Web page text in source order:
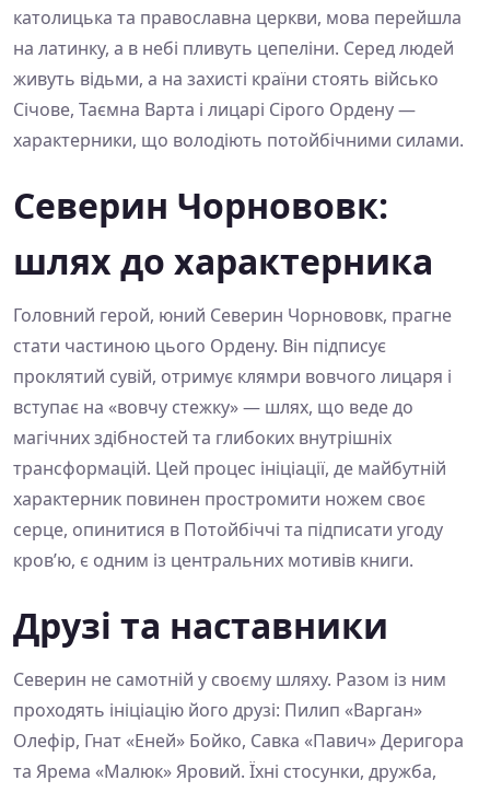
католицька та православна церкви, мова перейшла
на латинку, а в небі пливуть цепеліни. Серед людей
живуть відьми, а на захисті країни стоять військо
Січове, Таємна Варта і лицарі Сірого Ордену —
характерники, що володіють потойбічними силами.
Северин Чорнововк:
шлях до характерника
Головний герой, юний Северин Чорнововк, прагне
стати частиною цього Ордену. Він підписує
проклятий сувій, отримує клямри вовчого лицаря і
вступає на «вовчу стежку» — шлях, що веде до
магічних здібностей та глибоких внутрішніх
трансформацій. Цей процес ініціації, де майбутній
характерник повинен простромити ножем своє
серце, опинитися в Потойбіччі та підписати угоду
кров’ю, є одним із центральних мотивів книги.
Друзі та наставники
Северин не самотній у своєму шляху. Разом із ним
проходять ініціацію його друзі: Пилип «Варган»
Олефір, Гнат «Еней» Бойко, Савка «Павич» Деригора
та Ярема «Малюк» Яровий. Їхні стосунки, дружба,